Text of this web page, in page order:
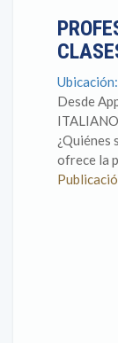
Desde
¿Quiénes
ofrece la